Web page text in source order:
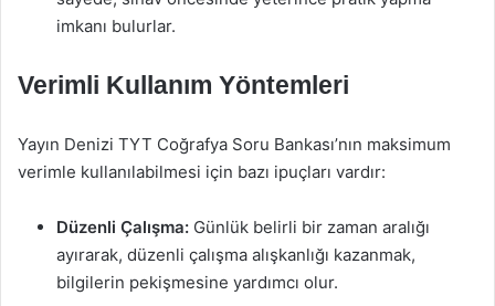
imkanı bulurlar.
Verimli Kullanım Yöntemleri
Yayın Denizi TYT Coğrafya Soru Bankası’nın maksimum
verimle kullanılabilmesi için bazı ipuçları vardır:
Düzenli Çalışma: Günlük belirli bir zaman aralığı
ayırarak, düzenli çalışma alışkanlığı kazanmak,
bilgilerin pekişmesine yardımcı olur.